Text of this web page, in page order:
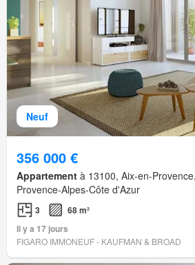
Neuf
356 000 €
Appartement à 13100, Aix-en-
Provence-Alpes-Côte d'Azur
3
68 m²
Il y a 17 jours
FIGARO IMMONEUF - KAUFMAN & BROAD